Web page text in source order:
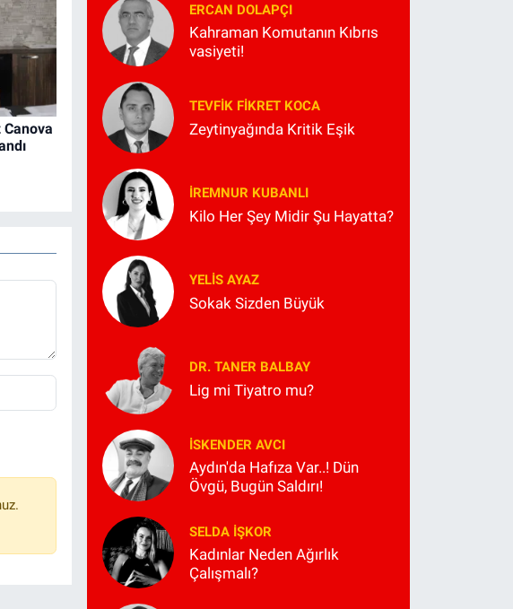
Canova
ERCAN DOLAPÇI
Kahraman Komutanın Kıbrıs
vasiyeti!
TEVFIK FIKRET KOCA
Zeytinyağında Kritik Eşik
İREMNUR KUBANLI
Kilo Her Şey Midir Şu Hayatta?
YELIS AYAZ
Sokak Sizden Büyük
DR. TANER BALBAY
Lig mi Tiyatro mu?
İSKENDER AVCI
Aydın'da Hafıza Var..! Dün
Övgü, Bugün Saldırı!
SELDA İŞKOR
Kadınlar Neden Ağırlık
Çalışmalı?